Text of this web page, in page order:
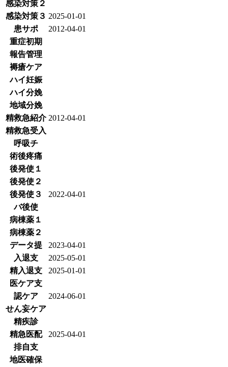
感染対策２
感染対策３ 2025-01-01
患サポ
2012-04-01
重症初期
報告管理
褥瘡ケア
ハイ妊娠
ハイ分娩
地域分娩
精救急紹介 2012-04-01
精救急受入
呼吸チ
術後疼痛
後発使１
後発使２
後発使３
2022-04-01
バ後使
病棟薬１
病棟薬２
データ提
2023-04-01
入退支
2025-05-01
精入退支
2025-01-01
医ケア支
認ケア
2024-06-01
せん妄ケア
精疾診
精急医配
2025-04-01
排自支
地医確保